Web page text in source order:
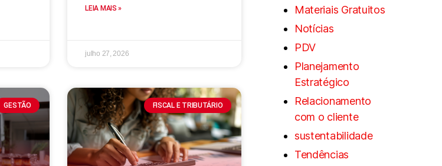
LEIA MAIS »
julho 27, 2026
GESTÃO FISCAL E TRIBUTÁRIO
Materiais Gratuitos
Notícias
PDV
Planejamento
Estratégico
Relacionamento
com o cliente
sustentabilidade
Tendências